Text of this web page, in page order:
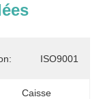
ISO9001
Caisse